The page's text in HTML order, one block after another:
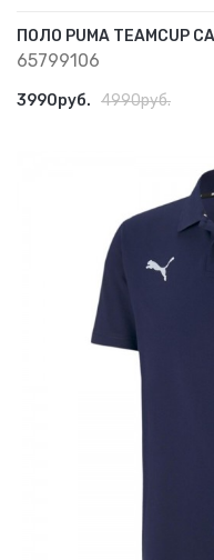
ПОЛО PUMA TEAMCUP
65799106
3990руб. 4990руб.